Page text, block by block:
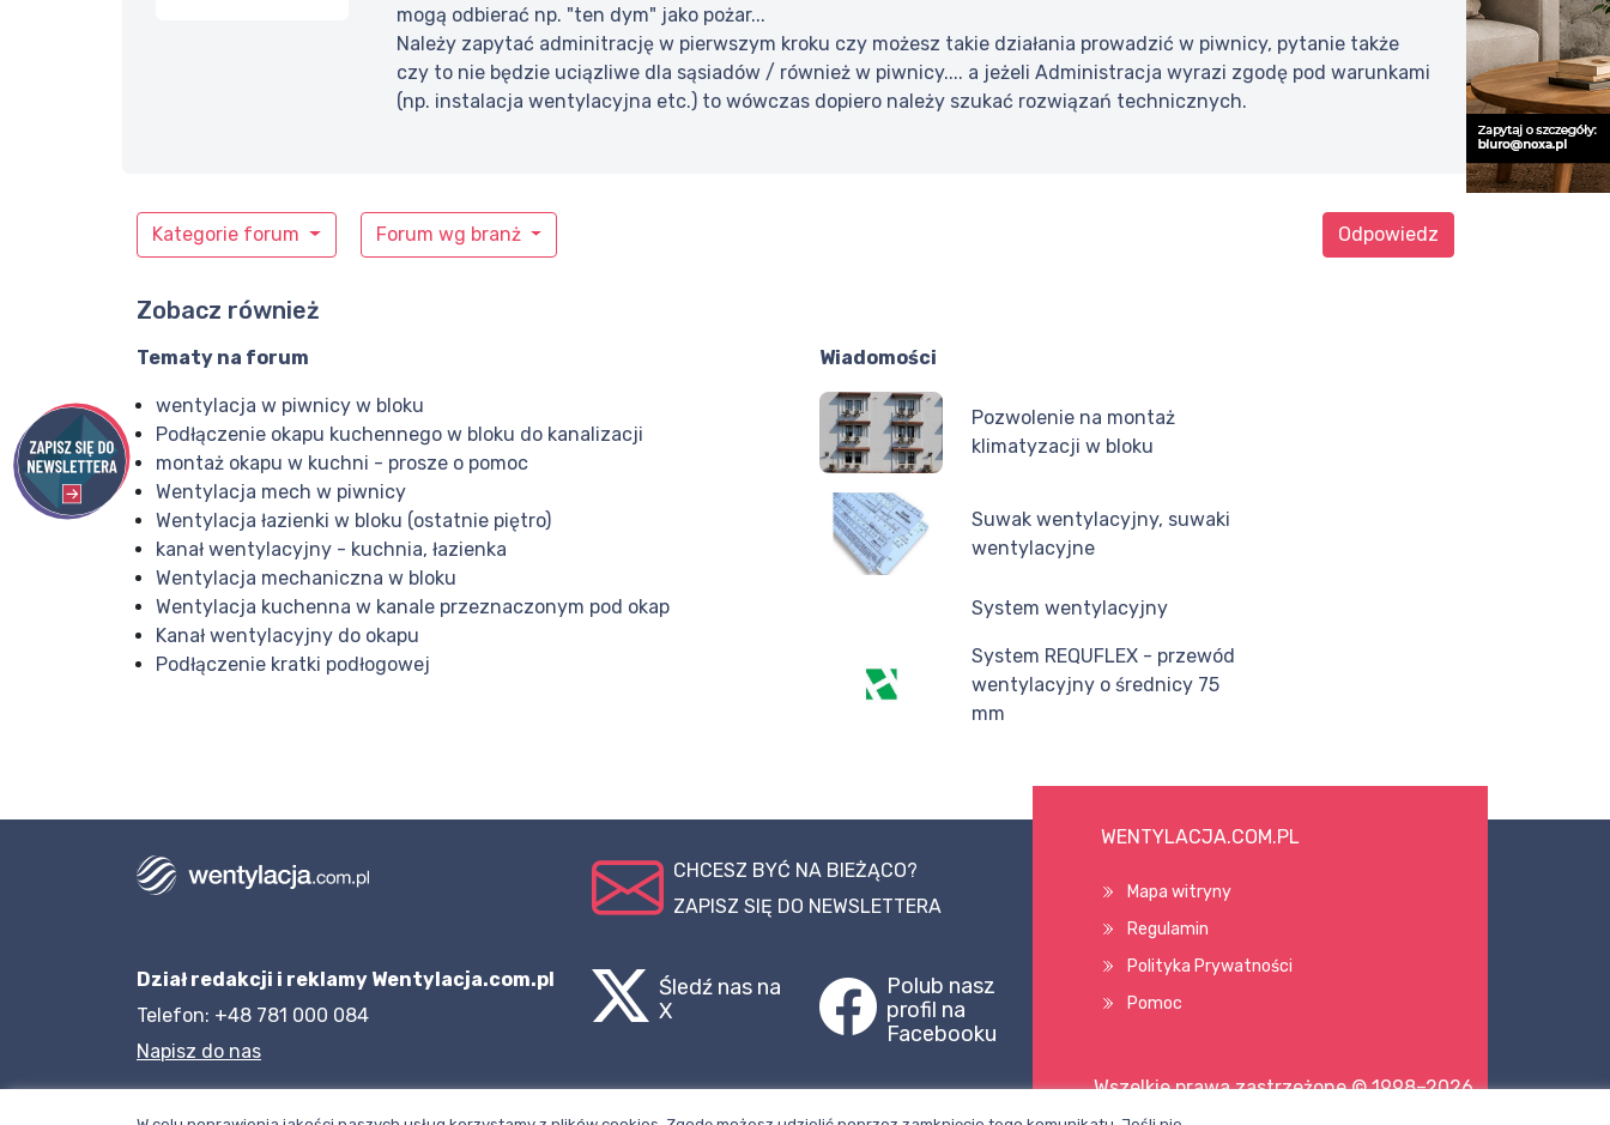
mogą odbierać np. "ten dym" jako pożar...
Należy zapytać adminitrację w pierwszym kroku czy możesz takie działania prowadzić w piwnicy, pytanie także
czy to nie będzie uciązliwe dla sąsiadów / również w piwnicy.... a jeżeli Administracja wyrazi zgodę pod warunkami
(np. instalacja wentylacyjna etc.) to wówczas dopiero należy szukać rozwiązań technicznych.
Kategorie forum Forum wg branż Odpowiedz
Zobacz również
Tematy na forum
wentylacja w piwnicy w bloku
Podłączenie okapu kuchennego w bloku do kanalizacji
montaż okapu w kuchni - prosze o pomoc
Wentylacja mech w piwnicy
Wentylacja łazienki w bloku (ostatnie piętro)
kanał wentylacyjny - kuchnia, łazienka
Wentylacja mechaniczna w bloku
Wentylacja kuchenna w kanale przeznaczonym pod okap
Kanał wentylacyjny do okapu
Podłączenie kratki podłogowej
Wiadomości
Pozwolenie na montaż
klimatyzacji w bloku
Suwak wentylacyjny, suwaki
wentylacyjne
System wentylacyjny
System REQUFLEX - przewód
wentylacyjny o średnicy 75
mm
CHCESZ BYĆ NA BIEŻĄCO?
ZAPISZ SIĘ DO NEWSLETTERA
Dział redakcji i reklamy Wentylacja.com.pl
Telefon: +48 781 000 084
Napisz do nas
Śledź nas na
X
Polub nasz
profil na
Facebooku
WENTYLACJA.COM.PL
Mapa witryny
Regulamin
Polityka Prywatności
Pomoc
Wszelkie prawa zastrzeżone © 1998–2026